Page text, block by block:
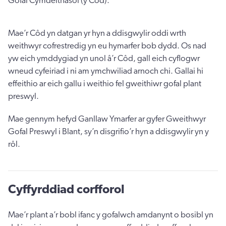
Mae’r Côd yn datgan yr hyn a ddisgwylir oddi wrth
weithwyr cofrestredig yn eu hymarfer bob dydd. Os nad
yw eich ymddygiad yn unol â’r Côd, gall eich cyflogwr
wneud cyfeiriad i ni am ymchwiliad arnoch chi. Gallai hi
effeithio ar eich gallu i weithio fel gweithiwr gofal plant
preswyl.
Mae gennym hefyd Ganllaw Ymarfer ar gyfer Gweithwyr
Gofal Preswyl i Blant, sy’n disgrifio’r hyn a ddisgwylir yn y
rôl.
Cyffyrddiad corfforol
Mae’r plant a’r bobl ifanc y gofalwch amdanynt o bosibl yn